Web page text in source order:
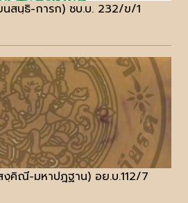
สนฺธิ-การก) ชบ.บ. 232/ข/1
คิณี-มหาปฎฐาน) อย.บ.112/7